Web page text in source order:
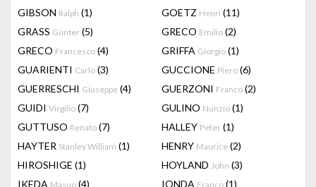
GIBSON Ralph (1) GOETZ Henri (11)
GRASS Günter (5) GRECO Emilio (2)
GRECO Francesco (4) GRIFFA Giorgio (1)
GUARIENTI Carlo (3) GUCCIONE Piero (6)
GUERRESCHI Giuseppe (4) GUERZONI Franco (2)
GUIDI Virgilio (7) GULINO Nunzio (1)
GUTTUSO Renato (7) HALLEY Peter (1)
HAYTER Stanley William (1) HENRY Maurice (2)
HIROSHIGE (1) HOYLAND John (3)
IKEDA Masuo (4) IONDA Franco (1)